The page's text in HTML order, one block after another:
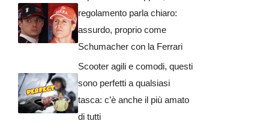
regolamento parla chiaro:
assurdo, proprio come
Schumacher con la Ferrari
Scooter agili e comodi, questi
sono perfetti a qualsiasi
tasca: c’è anche il più amato
di tutti